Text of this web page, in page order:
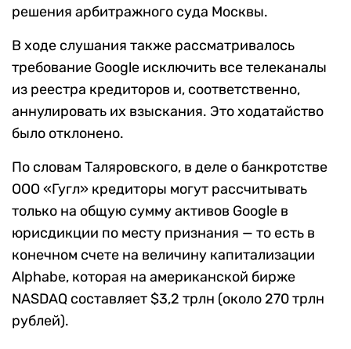
решения арбитражного суда Москвы.
В ходе слушания также рассматривалось
требование Google исключить все телеканалы
из реестра кредиторов и, соответственно,
аннулировать их взыскания. Это ходатайство
было отклонено.
По словам Таляровского, в деле о банкротстве
ООО «Гугл» кредиторы могут рассчитывать
только на общую сумму активов Google в
юрисдикции по месту признания — то есть в
конечном счете на величину капитализации
Alphabe, которая на американской бирже
NASDAQ составляет $3,2 трлн (около 270 трлн
рублей).